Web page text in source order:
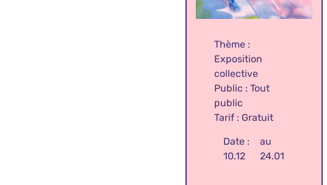
Thème :
Exposition
collective
Public : Tout
public
Tarif : Gratuit
Date :
10.12
au
24.01